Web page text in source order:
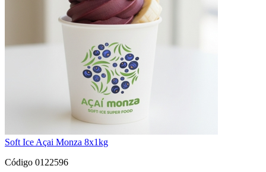
Soft Ice Açai Monza 8x1kg
Código 0122596